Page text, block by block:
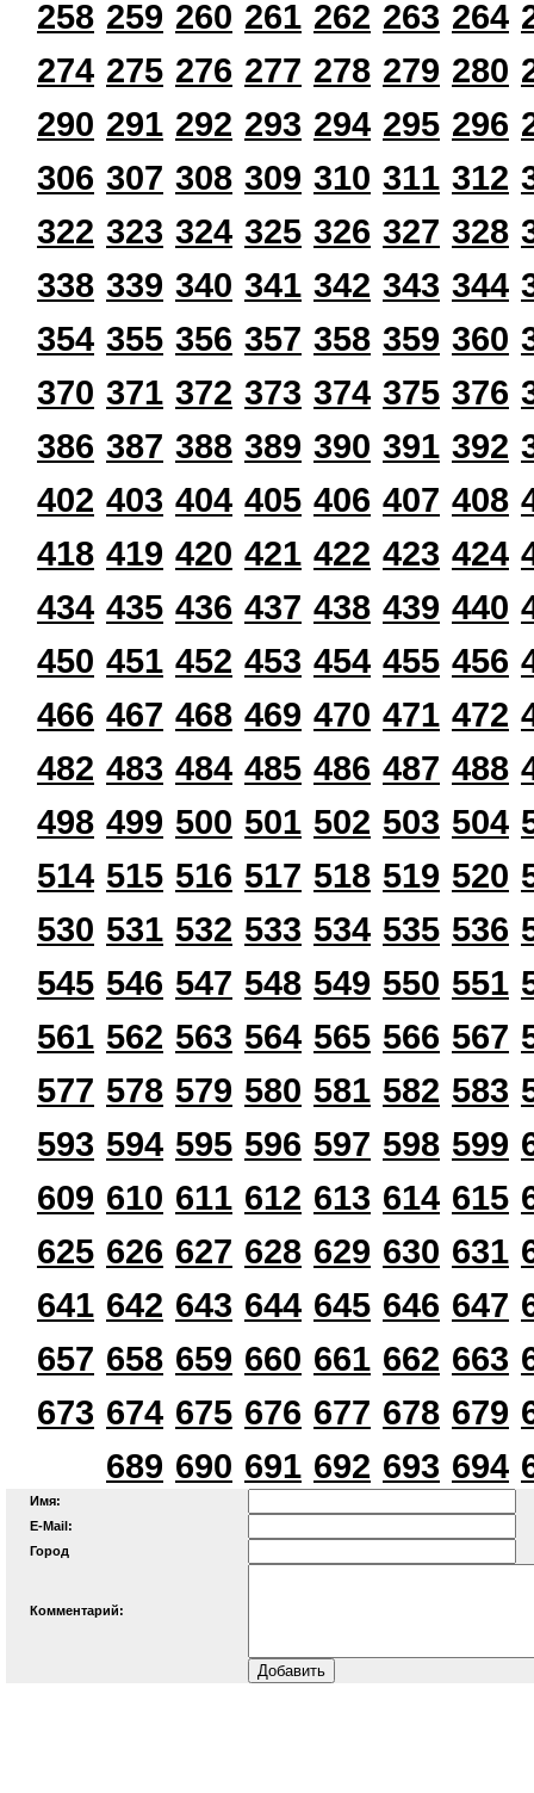
258 259 260 261 262 263 264
274 275 276 277 278 279 280
290 291 292 293 294 295 296
306 307 308 309 310 311 312
322 323 324 325 326 327 328
338 339 340 341 342 343 344
354 355 356 357 358 359 360
370 371 372 373 374 375 376
386 387 388 389 390 391 392
402 403 404 405 406 407 408
418 419 420 421 422 423 424
434 435 436 437 438 439 440
450 451 452 453 454 455 456
466 467 468 469 470 471 472
482 483 484 485 486 487 488
498 499 500 501 502 503 504
514 515 516 517 518 519 520
530 531 532 533 534 535 536
545 546 547 548 549 550 551
561 562 563 564 565 566 567
577 578 579 580 581 582 583
593 594 595 596 597 598 599
609 610 611 612 613 614 615
625 626 627 628 629 630 631
641 642 643 644 645 646 647
657 658 659 660 661 662 663
673 674 675 676 677 678 679
689 690 691 692 693 694
Имя:
E-Mail:
Город
Комментарий: